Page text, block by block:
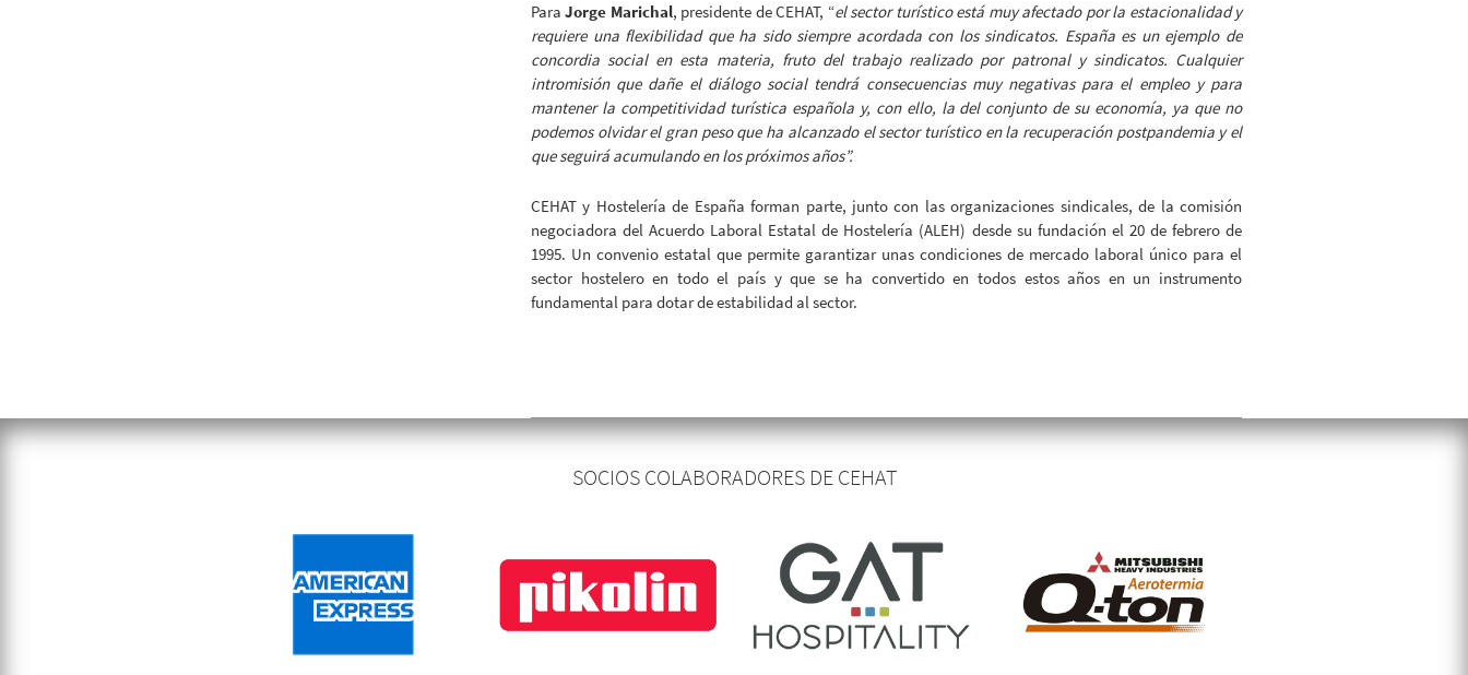
ParaJorge Marichal, presidente de CEHAT, “el sector turístico está muy afectado por la estacionalidad y
requiere una flexibilidad que ha sido siempre acordada con los sindicatos. España es un ejemplo de
concordia social en esta materia, fruto del trabajo realizado por patronal y sindicatos. Cualquier
intromisión que dañe el diálogo social tendrá consecuencias muy negativas para el empleo y para
mantener la competitividad turística española y, con ello, la del conjunto de su economía, ya que no
podemos olvidar el gran peso que ha alcanzado el sector turístico en la recuperación postpandemia y el
que seguirá acumulando en los próximos años”.
CEHAT y Hostelería de España forman parte, junto con las organizaciones sindicales, de la comisión
negociadora del Acuerdo Laboral Estatal de Hostelería (ALEH) desde su fundación el 20 de febrero de
1995. Un convenio estatal que permite garantizar unas condiciones de mercado laboral único para el
sector hostelero en todo el país y que se ha convertido en todos estos años en un instrumento
fundamental para dotar de estabilidad al sector.
SOCIOS COLABORADORES DE CEHAT